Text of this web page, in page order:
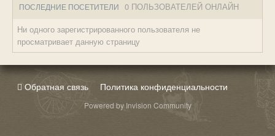
ПОСЛЕДНИЕ ПОСЕТИТЕЛИ 0 ПОЛЬЗОВАТЕЛЕЙ ОНЛАЙН
Ни одного зарегистрированного пользователя не
просматривает данную страницу
Обратная связь Политика конфиденциальности
Powered by Invision Community